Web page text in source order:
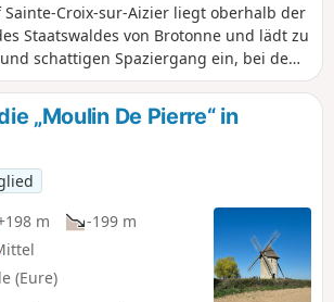
Sainte-Croix-sur-Aizier liegt oberhalb der
Staatswaldes von Brotonne und lädt zu
schattigen Spaziergang ein, bei dem
Bocage-Landschaft mit dem Laubwerk
abwechselt.
„Moulin De Pierre“ in
m
-199 m
(Eure)